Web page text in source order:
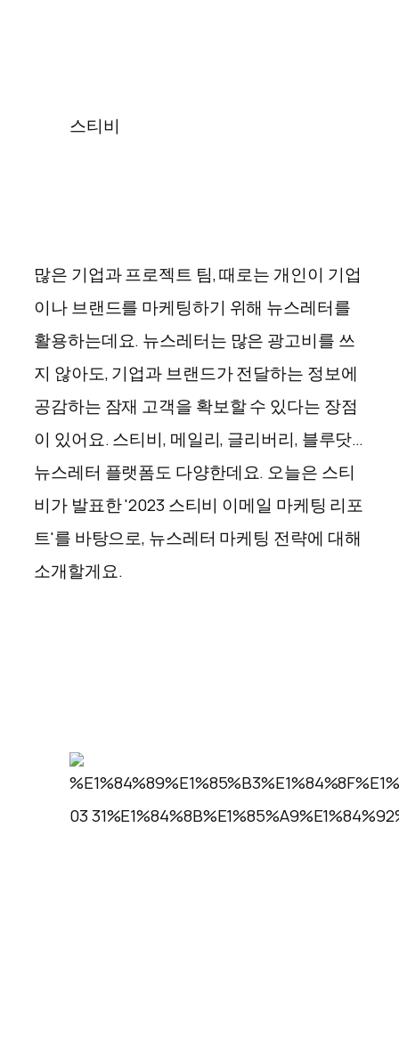
스티비
많은 기업과 프로젝트 팀, 때로는 개인이 기업
이나 브랜드를 마케팅하기 위해 뉴스레터를
활용하는데요. 뉴스레터는 많은 광고비를 쓰
지 않아도, 기업과 브랜드가 전달하는 정보에
공감하는 잠재 고객을 확보할 수 있다는 장점
이 있어요. 스티비, 메일리, 글리버리, 블루닷…
뉴스레터 플랫폼도 다양한데요. 오늘은 스티
비가 발표한 '2023 스티비 이메일 마케팅 리포
트'를 바탕으로, 뉴스레터 마케팅 전략에 대해
소개할게요.